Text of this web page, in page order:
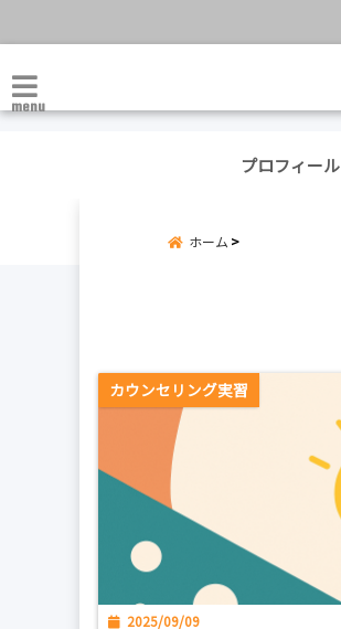
menu
プロフィール
ホーム
カウンセリング実習
2025/09/09